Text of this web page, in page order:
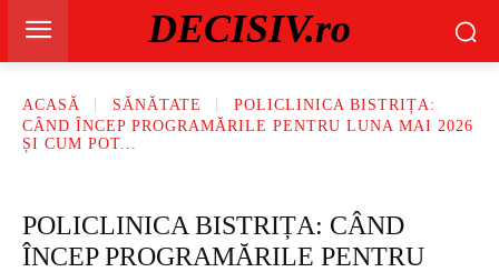
DECISIV.ro
ACASĂ SĂNĂTATE
POLICLINICA BISTRIȚA:
CÂND ÎNCEP PROGRAMĂRILE PENTRU LUNA MAI 2026
ȘI CUM POT...
POLICLINICA BISTRIȚA: CÂND
ÎNCEP PROGRAMĂRILE PENTRU